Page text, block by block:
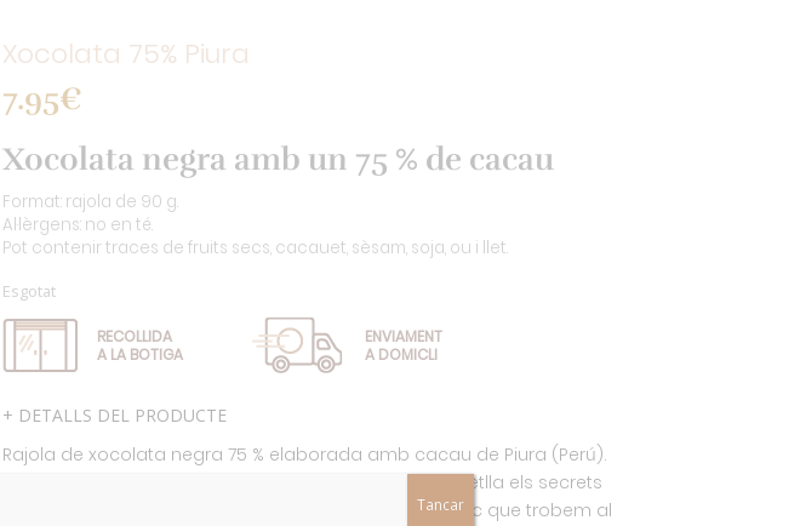
Xocolata 75% Piura
7.95€
Xocolata negra amb un 75 % de cacau
Format: rajola de 90 g.
Al·lèrgens: no en té.
Pot contenir traces de fruits secs, cacauet, sèsam, soja, ou i llet.
Esgotat
RECOLLIDA
A LA BOTIGA
ENVIAMENT
A DOMICLI
+ DETALLS DEL PRODUCTE
Rajola de xocolata negra 75 % elaborada amb cacau de Piura (Perú).
El gust de prunes seques, gerds i nous pacanes desvetlla els secrets
d’un singular entorn de natura: un deliciós cacau blanc que trobem al
Tancar